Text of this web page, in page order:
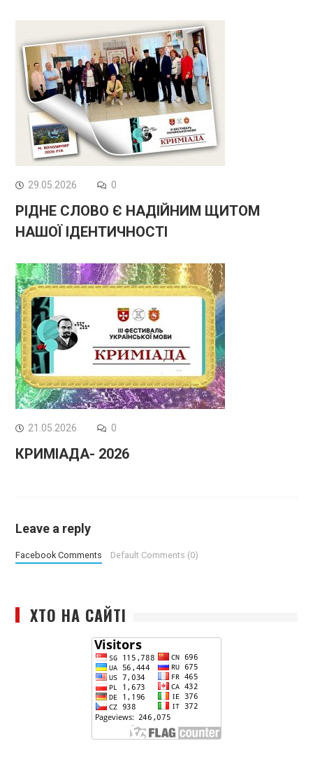
29.05.2026 0
РІДНЕ СЛОВО Є НАДІЙНИМ ЩИТОМ
НАШОЇ ІДЕНТИЧНОСТІ
21.05.2026 0
КРИМІАДА- 2026
Leave a reply
Facebook Comments Default Comments (0)
ХТО НА САЙТІ